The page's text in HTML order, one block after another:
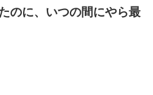
のに、いつの間にやら最